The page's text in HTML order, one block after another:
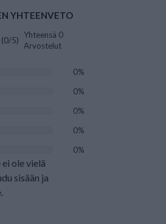
YHTEENVETO
(0/5)
Yhteensä 0
Arvostelut
0%
0%
0%
0%
0%
ole vielä
sisään ja